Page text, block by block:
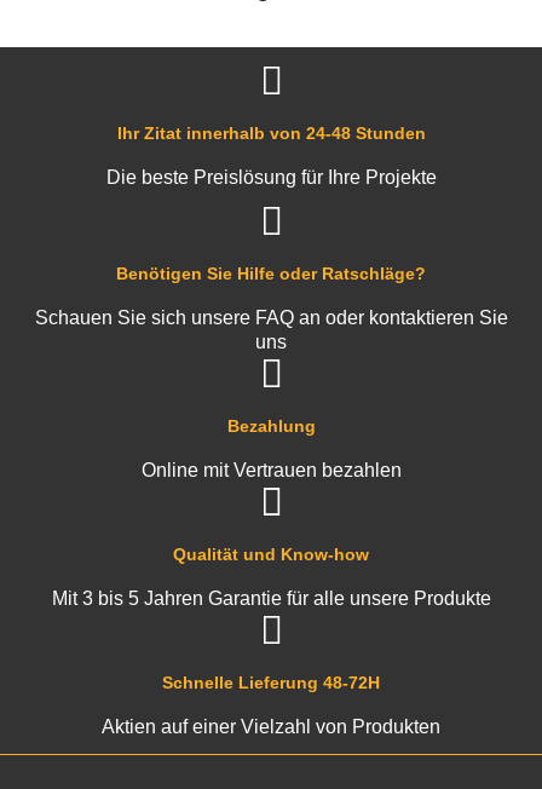
Schnelle Lieferung 48-72H
Aktien auf einer Vielzahl von Produkten
Qualität und Know-how
Mit 3 bis 5 Jahren Garantie für alle unsere Produkte
Bezahlung
Online mit Vertrauen bezahlen
Benötigen Sie Hilfe oder Ratschläge?
Schauen Sie sich unsere FAQ an oder kontaktieren Sie
uns
Ihr Zitat innerhalb von 24-48 Stunden
Die beste Preislösung für Ihre Projekte